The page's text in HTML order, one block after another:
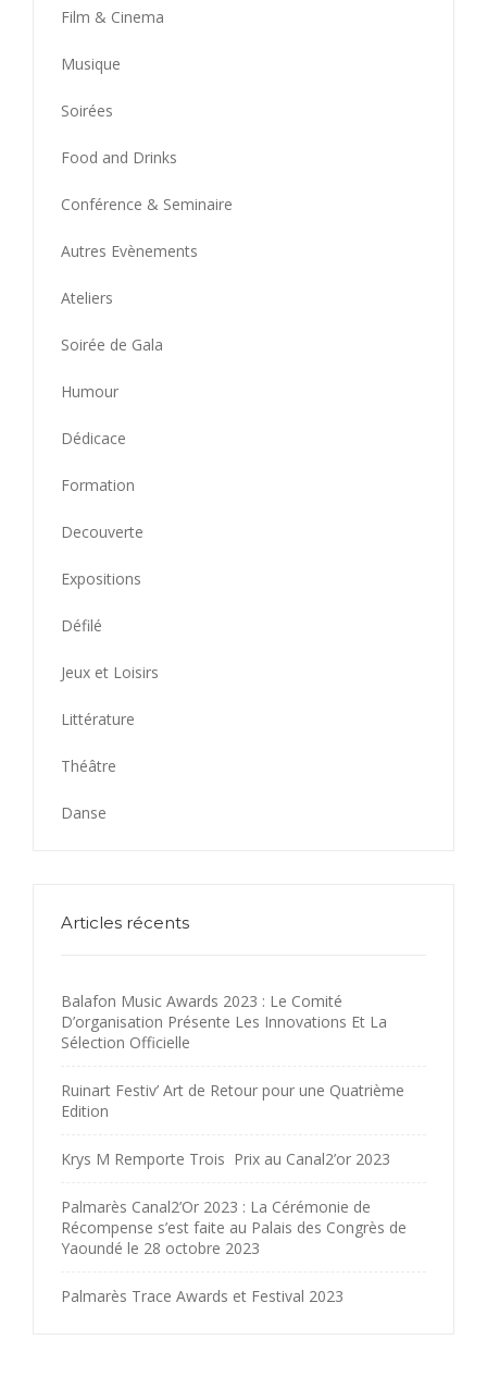
Film & Cinema
Musique
Soirées
Food and Drinks
Conférence & Seminaire
Autres Evènements
Ateliers
Soirée de Gala
Humour
Dédicace
Formation
Decouverte
Expositions
Défilé
Jeux et Loisirs
Littérature
Théâtre
Danse
Articles récents
Balafon Music Awards 2023 : Le Comité
D’organisation Présente Les Innovations Et La
Sélection Officielle
Ruinart Festiv’ Art de Retour pour une Quatrième
Edition
Krys M Remporte Trois Prix au Canal2’or 2023
Palmarès Canal2’Or 2023 : La Cérémonie de
Récompense s’est faite au Palais des Congrès de
Yaoundé le 28 octobre 2023
Palmarès Trace Awards et Festival 2023